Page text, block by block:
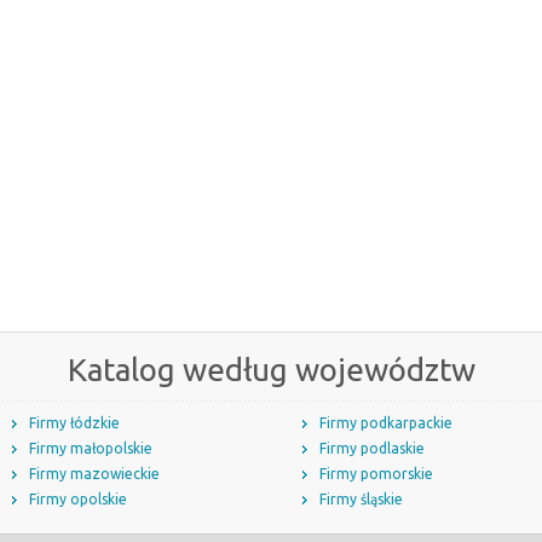
Katalog według województw
Firmy łódzkie
Firmy małopolskie
Firmy mazowieckie
Firmy opolskie
Firmy podkarpackie
Firmy podlaskie
Firmy pomorskie
Firmy śląskie